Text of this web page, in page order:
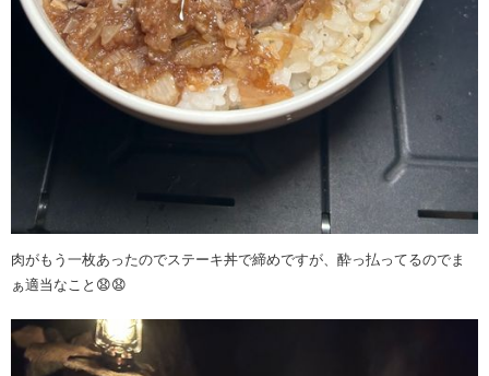
肉がもう一枚あったのでステーキ丼で締めですが、酔っ払ってるのでま
ぁ適当なこと😧😧